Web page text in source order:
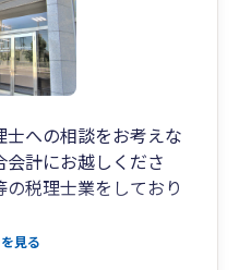
への相談をお考えな
計にお越しくださ
税理士業をしており
の相続関連のご相談
見る